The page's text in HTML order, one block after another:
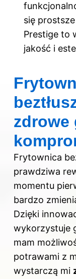
się
Prestige to
jakość i
zdrowe
Frytownica
prawdziwa
momentu
bardzo
Dzięki
wykorzystuje
mam
potrawami z
wystarczą mi